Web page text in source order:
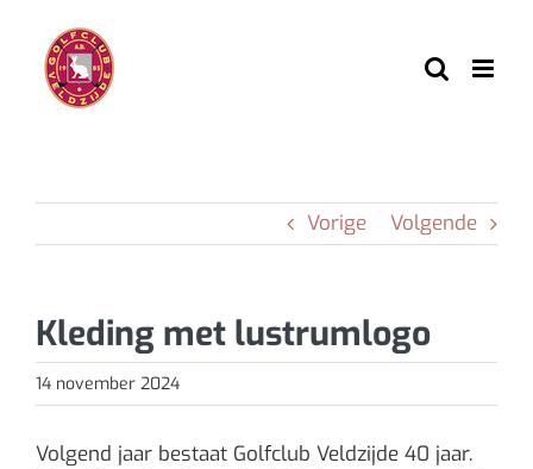
inhoud
Vorige Volgende
Kleding met lustrumlogo
14 november 2024
Volgend jaar bestaat Golfclub Veldzijde 40 jaar.